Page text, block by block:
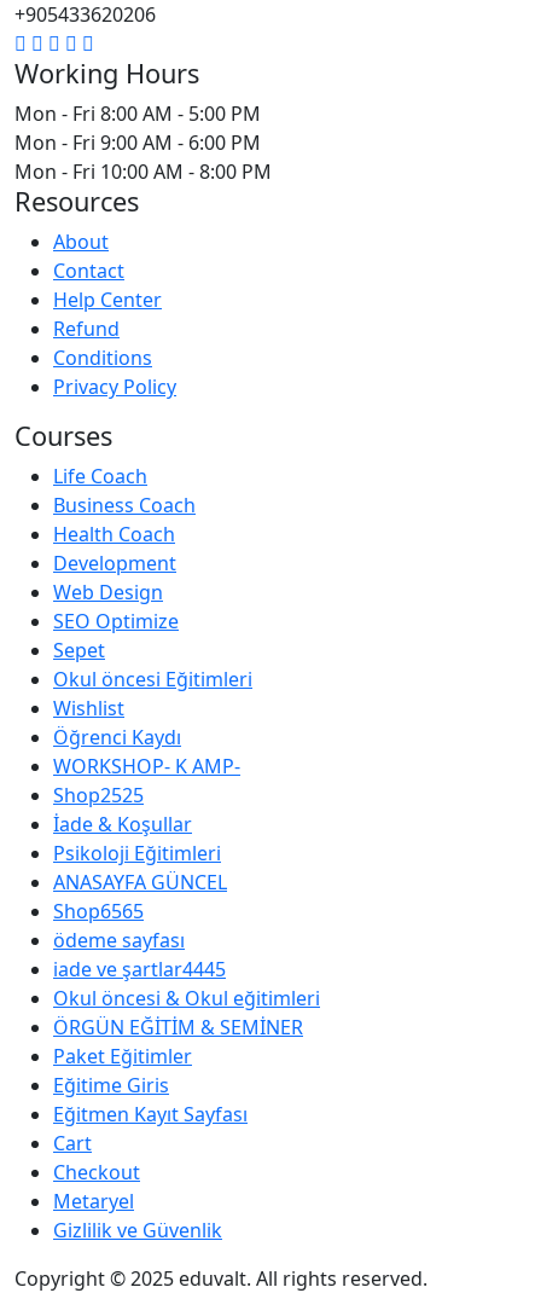
+905433620206
Working Hours
Mon - Fri 8:00 AM - 5:00 PM
Mon - Fri 9:00 AM - 6:00 PM
Mon - Fri 10:00 AM - 8:00 PM
Resources
About
Contact
Help Center
Refund
Conditions
Privacy Policy
Courses
Life Coach
Business Coach
Health Coach
Development
Web Design
SEO Optimize
Sepet
Okul öncesi Eğitimleri
Wishlist
Öğrenci Kaydı
WORKSHOP- K AMP-
Shop2525
İade & Koşullar
Psikoloji Eğitimleri
ANASAYFA GÜNCEL
Shop6565
ödeme sayfası
iade ve şartlar4445
Okul öncesi & Okul eğitimleri
ÖRGÜN EĞİTİM & SEMİNER
Paket Eğitimler
Eğitime Giris
Eğitmen Kayıt Sayfası
Cart
Checkout
Metaryel
Gizlilik ve Güvenlik
Copyright © 2025 eduvalt. All rights reserved.